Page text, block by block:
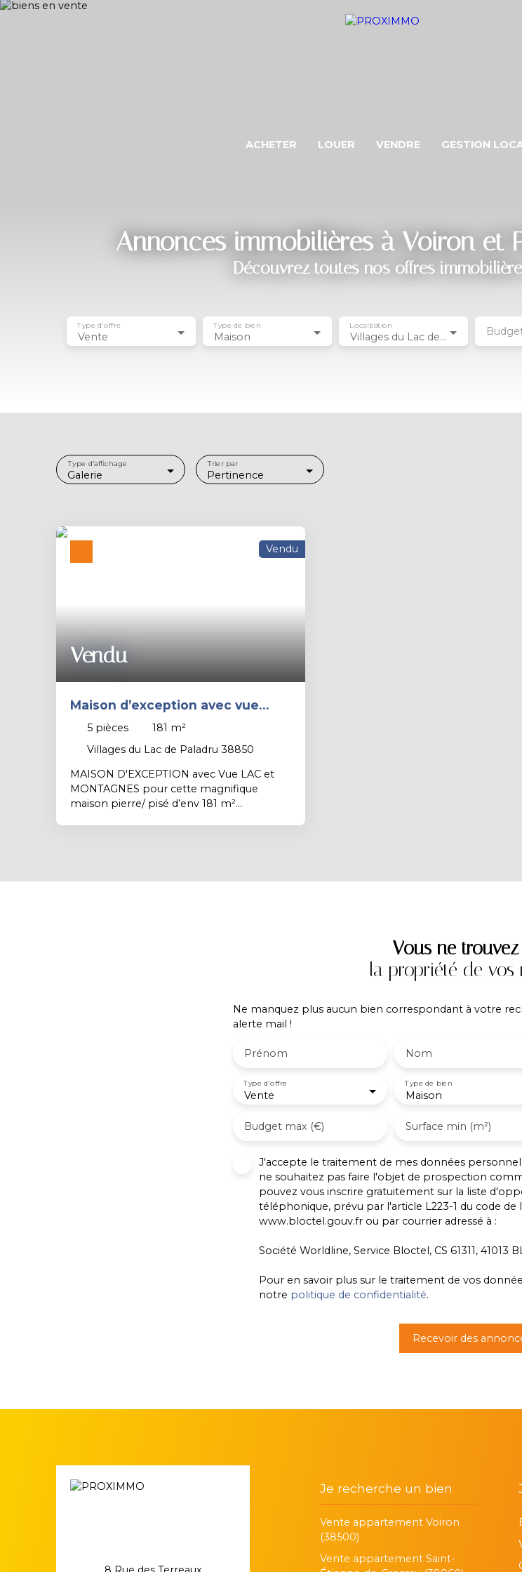
ACHETER LOUER VENDRE GESTION
Annonces immobilières à Voiron et
Découvrez toutes nos offres
Vente
Type d'offre
Maison
Type de bien
Villages du Lac de Paladru (38850)
Localisation
Galerie
Type d'affichage
Pertinence
Trier par
Vendu
Vendu
Maison d’exception avec vue
panoramique sur le Lac
5 pièces 181 m²
Villages du Lac de Paladru 38850
MAISON D'EXCEPTION avec Vue LAC et
MONTAGNES pour cette magnifique
maison pierre/ pisé d’env 181 m²
Autoroute Grenoble/Lyon à environ 20
minutes - Classe énergie C - Contact
Vous ne
la propriété de vos
Ne manquez plus aucun bien correspondant à votre
alerte mail !
Prénom Nom
Vente
Type d'offre
Maison
Type de bien
Budget max (€) Surface min (m²)
J'accepte le traitement de mes données
ne souhaitez pas faire l'objet de prospection
pouvez vous inscrire gratuitement sur la liste
téléphonique, prévu par l'article L223-1 du code
www.bloctel.gouv.fr ou par courrier adressé à :
Société Worldline, Service Bloctel, CS 61311, 41013
Pour en savoir plus sur le traitement de vos
notre politique de confidentialité.
Recevoir des
Je recherche un bien
Vente appartement Voiron
(38500)
Vente appartement Saint-